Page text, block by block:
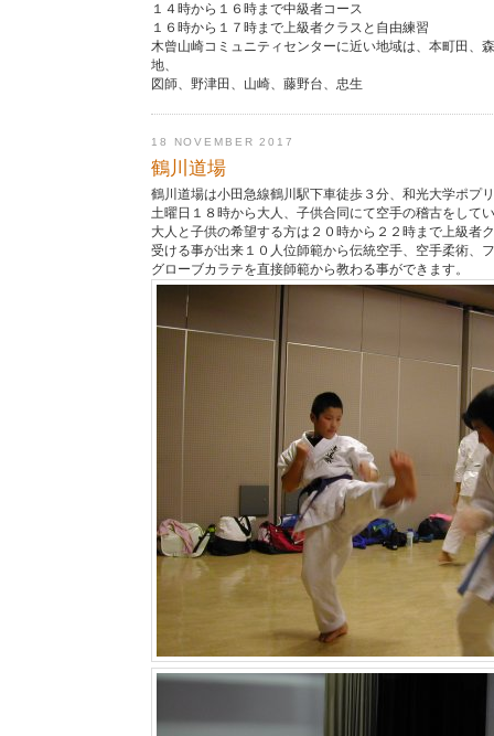
１４時から１６時まで中級者コース
１６時から１７時まで上級者クラスと自由練習
木曾山崎コミュニティセンターに近い地域は、本町田、
地、
図師、野津田、山崎、藤野台、忠生
18 NOVEMBER 2017
鶴川道場
鶴川道場は小田急線鶴川駅下車徒歩３分、和光大学ポプ
土曜日１８時から大人、子供合同にて空手の稽古をして
大人と子供の希望する方は２０時から２２時まで上級者
受ける事が出来１０人位師範から伝統空手、空手柔術、
グローブカラテを直接師範から教わる事ができます。